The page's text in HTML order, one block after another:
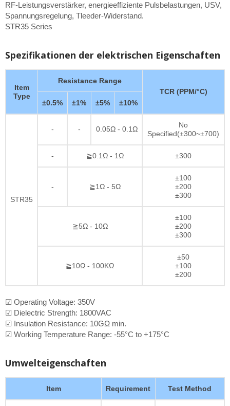
RF-Leistungsverstärker, energieeffiziente Pulsbelastungen, USV,
Spannungsregelung, Tleeder-Widerstand.
STR35 Series
Spezifikationen der elektrischen Eigenschaften
Item
Type
Resistance Range
TCR (PPM/°C)
±0.5%
±1% ±5% ±10%
STR35
- - 0.05Ω - 0.1Ω
No
Specified(±300~±700)
- ≧0.1Ω - 1Ω ±300
- ≧1Ω - 5Ω
±100
±200
±300
≧5Ω - 10Ω
±100
±200
±300
≧10Ω - 100KΩ
±50
±100
±200
☑ Operating Voltage: 350V
☑ Dielectric Strength: 1800VAC
☑ Insulation Resistance: 10GΩ min.
☑ Working Temperature Range: -55°C to +175°C
Umwelteigenschaften
Item Requirement Test Method